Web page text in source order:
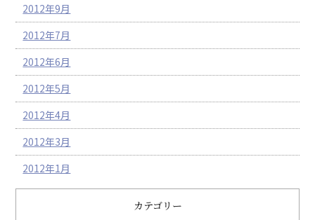
2012年9月
2012年7月
2012年6月
2012年5月
2012年4月
2012年3月
2012年1月
カテゴリー